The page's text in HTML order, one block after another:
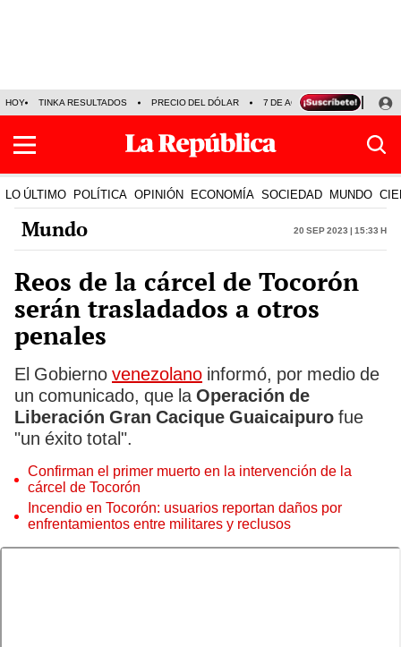
HOY TINKA RESULTADOS PRECIO DEL DÓLAR 7 DE AGOSTO OLLANTA
LO ÚLTIMO POLÍTICA OPINIÓN ECONOMÍA SOCIEDAD MUNDO
Mundo 20 Sep 2023 | 15:33 h
Reos de la cárcel de Tocorón
serán trasladados a otros
penales
El Gobierno venezolano informó, por medio de
un comunicado, que la Operación de
Liberación Gran Cacique Guaicaipuro fue
"un éxito total".
Confirman el primer muerto en la intervención de la
cárcel de Tocorón
Incendio en Tocorón: usuarios reportan daños por
enfrentamientos entre militares y reclusos